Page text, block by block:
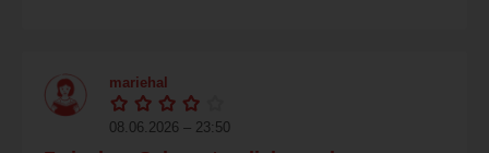
mariehal
08.06.2026 – 23:50